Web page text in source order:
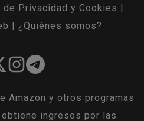
de Privacidad y Cookies
¿Quiénes somos?
Amazon y otros programas
ingresos por las